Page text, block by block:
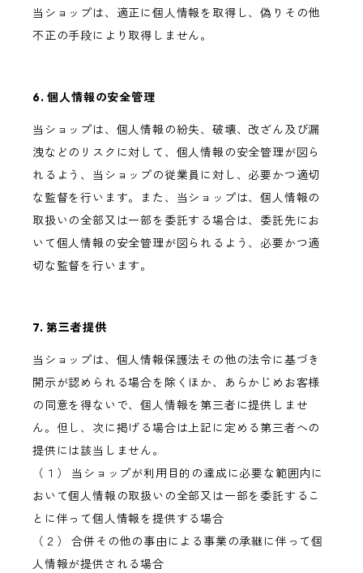
当ショップは、適正に個人情報を取得し、偽りその他
不正の手段により取得しません。
6. 個人情報の安全管理
当ショップは、個人情報の紛失、破壊、改ざん及び漏
洩などのリスクに対して、個人情報の安全管理が図ら
れるよう、当ショップの従業員に対し、必要かつ適切
な監督を行います。また、当ショップは、個人情報の
取扱いの全部又は一部を委託する場合は、委託先にお
いて個人情報の安全管理が図られるよう、必要かつ適
切な監督を行います。
7. 第三者提供
当ショップは、個人情報保護法その他の法令に基づき
開示が認められる場合を除くほか、あらかじめお客様
の同意を得ないで、個人情報を第三者に提供しませ
ん。但し、次に掲げる場合は上記に定める第三者への
提供には該当しません。
（１） 当ショップが利用目的の達成に必要な範囲内に
おいて個人情報の取扱いの全部又は一部を委託するこ
とに伴って個人情報を提供する場合
（２） 合併その他の事由による事業の承継に伴って個
人情報が提供される場合